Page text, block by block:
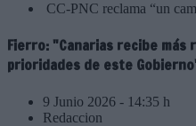
CC-PNC reclama “un
Fierro: "Canarias recibe más
prioridades de este
9 Junio 2026 - 14:35 h
Redaccion